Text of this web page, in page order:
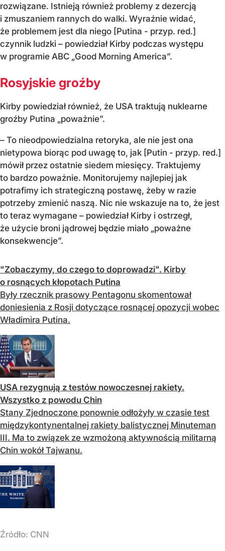
rozwiązane. Istnieją również problemy z dezercją
i zmuszaniem rannych do walki. Wyraźnie widać,
że problemem jest dla niego [Putina - przyp. red.]
czynnik ludzki – powiedział Kirby podczas występu
w programie ABC „Good Morning America”.
Rosyjskie groźby
Kirby powiedział również, że USA traktują nuklearne
groźby Putina „poważnie”.
– To nieodpowiedzialna retoryka, ale nie jest ona
nietypowa biorąc pod uwagę to, jak [Putin - przyp. red.]
mówił przez ostatnie siedem miesięcy. Traktujemy
to bardzo poważnie. Monitorujemy najlepiej jak
potrafimy ich strategiczną postawę, żeby w razie
potrzeby zmienić naszą. Nic nie wskazuje na to, że jest
to teraz wymagane – powiedział Kirby i ostrzegł,
że użycie broni jądrowej będzie miało „poważne
konsekwencje”.
"Zobaczymy, do czego to doprowadzi". Kirby
o rosnących kłopotach Putina
Były rzecznik prasowy Pentagonu skomentował
doniesienia z Rosji dotyczące rosnącej opozycji wobec
Władimira Putina.
USA rezygnują z testów nowoczesnej rakiety.
Wszystko z powodu Chin
Stany Zjednoczone ponownie odłożyły w czasie test
międzykontynentalnej rakiety balistycznej Minuteman
III. Ma to związek ze wzmożoną aktywnością militarną
Chin wokół Tajwanu.
Źródło: CNN